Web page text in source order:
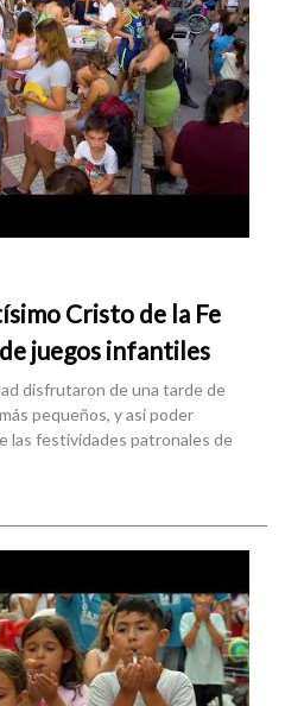
Cristo de la Fe
juegos infantiles
disfrutaron de una tarde de
pequeños, y así poder
las festividades patronales de